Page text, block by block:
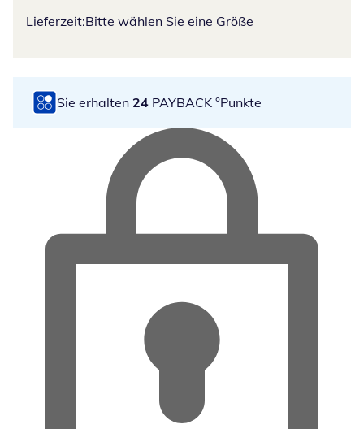
Lieferzeit:Bitte wählen Sie eine Größe
Sie erhalten 24 PAYBACK °Punkte